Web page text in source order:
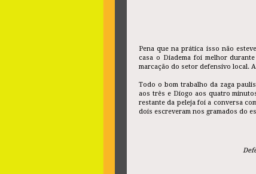
Pena que na prática isso não
casa o Diadema foi melhor
marcação do setor defensivo local.
Todo o bom trabalho da zaga
aos três e Diogo aos quatro
restante da peleja foi a conversa
dois escreveram nos gramados do